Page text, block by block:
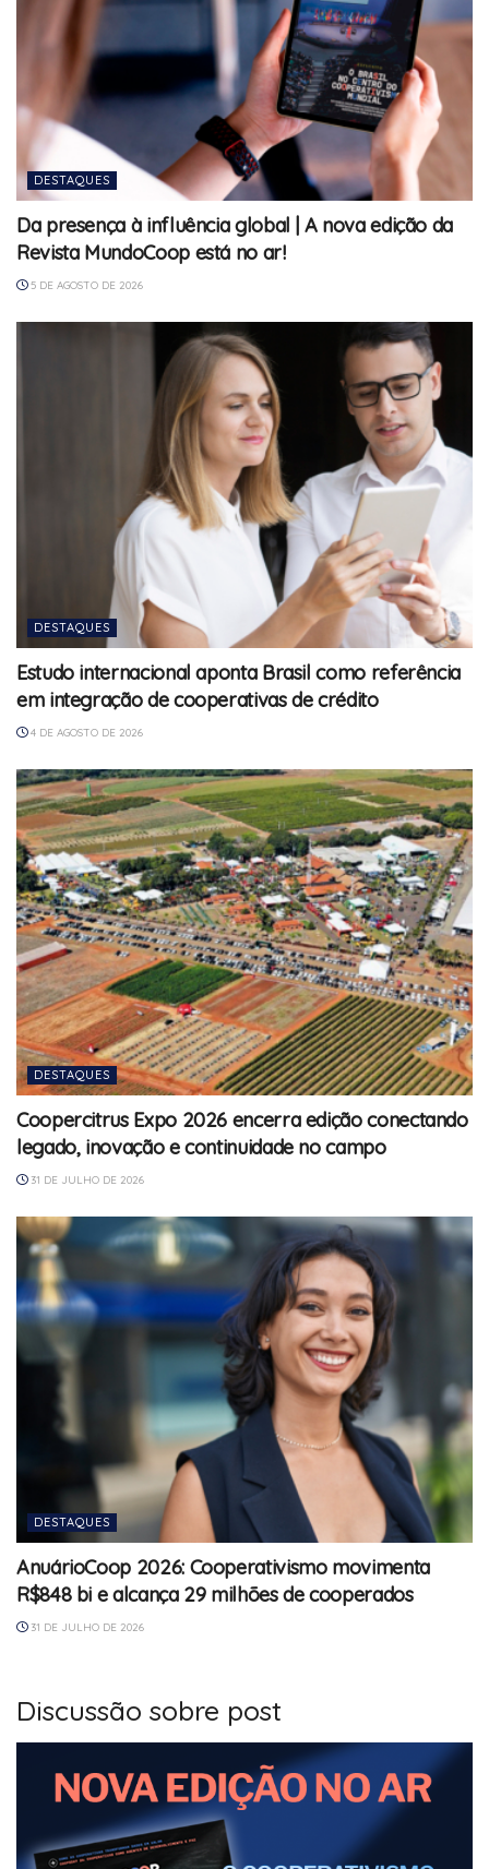
DESTAQUES
Da presença à influência global | A nova edição da
Revista MundoCoop está no ar!
5 DE AGOSTO DE 2026
DESTAQUES
Estudo internacional aponta Brasil como referência
em integração de cooperativas de crédito
4 DE AGOSTO DE 2026
DESTAQUES
Coopercitrus Expo 2026 encerra edição conectando
legado, inovação e continuidade no campo
31 DE JULHO DE 2026
DESTAQUES
AnuárioCoop 2026: Cooperativismo movimenta
R$848 bi e alcança 29 milhões de cooperados
31 DE JULHO DE 2026
Discussão sobre post